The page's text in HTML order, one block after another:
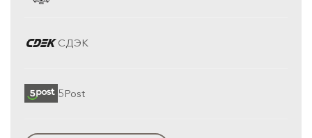
СДЭК
5Post